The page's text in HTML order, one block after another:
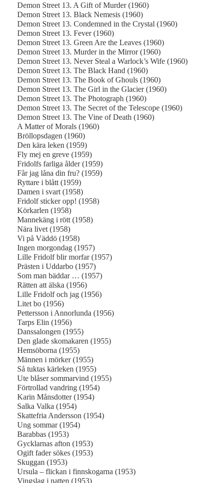
Demon Street 13. A Gift of Murder (1960)
Demon Street 13. Black Nemesis (1960)
Demon Street 13. Condemned in the Crystal (1960)
Demon Street 13. Fever (1960)
Demon Street 13. Green Are the Leaves (1960)
Demon Street 13. Murder in the Mirror (1960)
Demon Street 13. Never Steal a Warlock’s Wife (1960)
Demon Street 13. The Black Hand (1960)
Demon Street 13. The Book of Ghouls (1960)
Demon Street 13. The Girl in the Glacier (1960)
Demon Street 13. The Photograph (1960)
Demon Street 13. The Secret of the Telescope (1960)
Demon Street 13. The Vine of Death (1960)
A Matter of Morals (1960)
Bröllopsdagen (1960)
Den kära leken (1959)
Fly mej en greve (1959)
Fridolfs farliga ålder (1959)
Får jag låna din fru? (1959)
Ryttare i blått (1959)
Damen i svart (1958)
Fridolf sticker opp! (1958)
Körkarlen (1958)
Mannekäng i rött (1958)
Nära livet (1958)
Vi på Väddö (1958)
Ingen morgondag (1957)
Lille Fridolf blir morfar (1957)
Prästen i Uddarbo (1957)
Som man bäddar … (1957)
Rätten att älska (1956)
Lille Fridolf och jag (1956)
Litet bo (1956)
Pettersson i Annorlunda (1956)
Tarps Elin (1956)
Danssalongen (1955)
Den glade skomakaren (1955)
Hemsöborna (1955)
Männen i mörker (1955)
Så tuktas kärleken (1955)
Ute blåser sommarvind (1955)
Förtrollad vandring (1954)
Karin Månsdotter (1954)
Salka Valka (1954)
Skattefria Andersson (1954)
Ung sommar (1954)
Barabbas (1953)
Gycklarnas afton (1953)
Ogift fader sökes (1953)
Skuggan (1953)
Ursula – flickan i finnskogarna (1953)
Vingslag i natten (1953)